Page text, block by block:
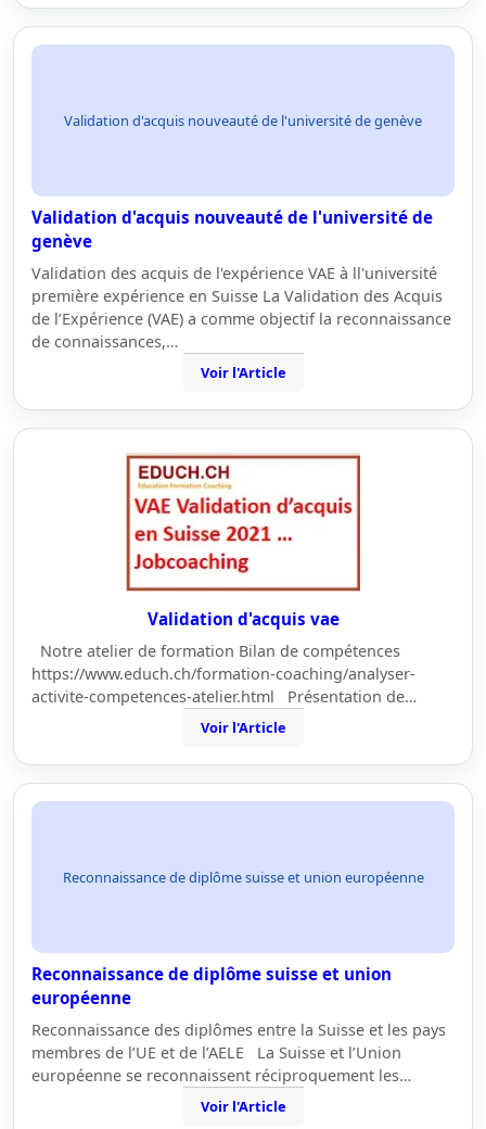
Validation d'acquis nouveauté de l'université de genève
Validation d'acquis nouveauté de l'université de
genève
Validation des acquis de l'expérience VAE à ll'université
première expérience en Suisse La Validation des Acquis
de l’Expérience (VAE) a comme objectif la reconnaissance
de connaissances,…
Voir l'Article
Validation d'acquis vae
Notre atelier de formation Bilan de compétences
https://www.educh.ch/formation-coaching/analyser-
activite-competences-atelier.html Présentation de…
Voir l'Article
Reconnaissance de diplôme suisse et union européenne
Reconnaissance de diplôme suisse et union
européenne
Reconnaissance des diplômes entre la Suisse et les pays
membres de l’UE et de l’AELE La Suisse et l’Union
européenne se reconnaissent réciproquement les…
Voir l'Article